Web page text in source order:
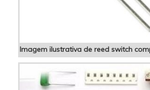
Imagem ilustrativa de reed switch